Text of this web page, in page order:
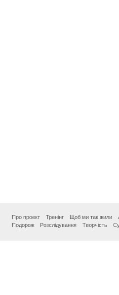
Про проект Тренінг Щоб ми так жили
Подорож
Розслідування Творчість